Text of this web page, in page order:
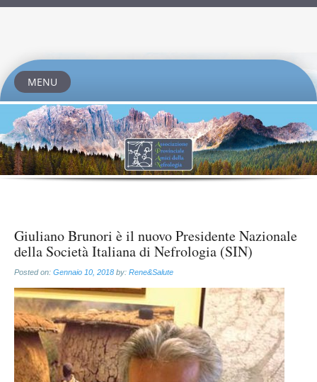
MENU
Skip
to
content
Giuliano Brunori è il nuovo Presidente Nazionale
della Società Italiana di Nefrologia (SIN)
Posted on: Gennaio 10, 2018 by: Rene&Salute